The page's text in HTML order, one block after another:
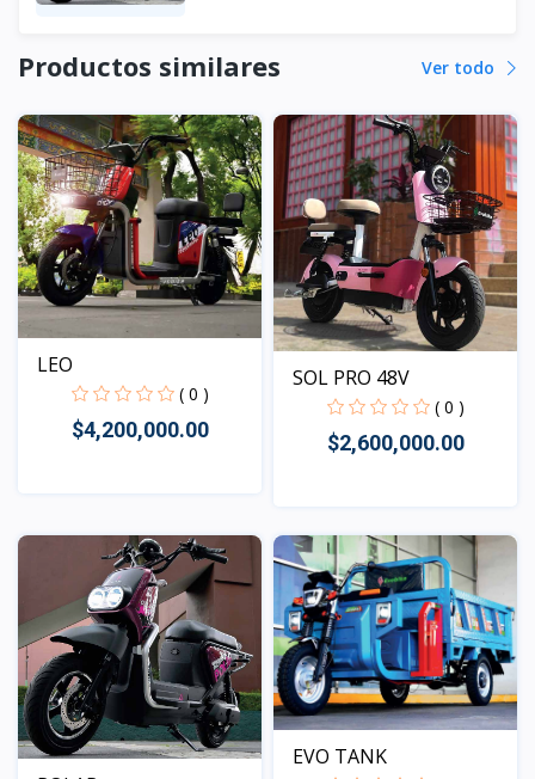
Productos similares Ver todo
LEO
( 0 )
$4,200,000.00
SOL PRO 48V
( 0 )
$2,600,000.00
Vista
EVO TANK